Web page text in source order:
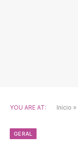
YOU ARE AT: Início »
GERAL